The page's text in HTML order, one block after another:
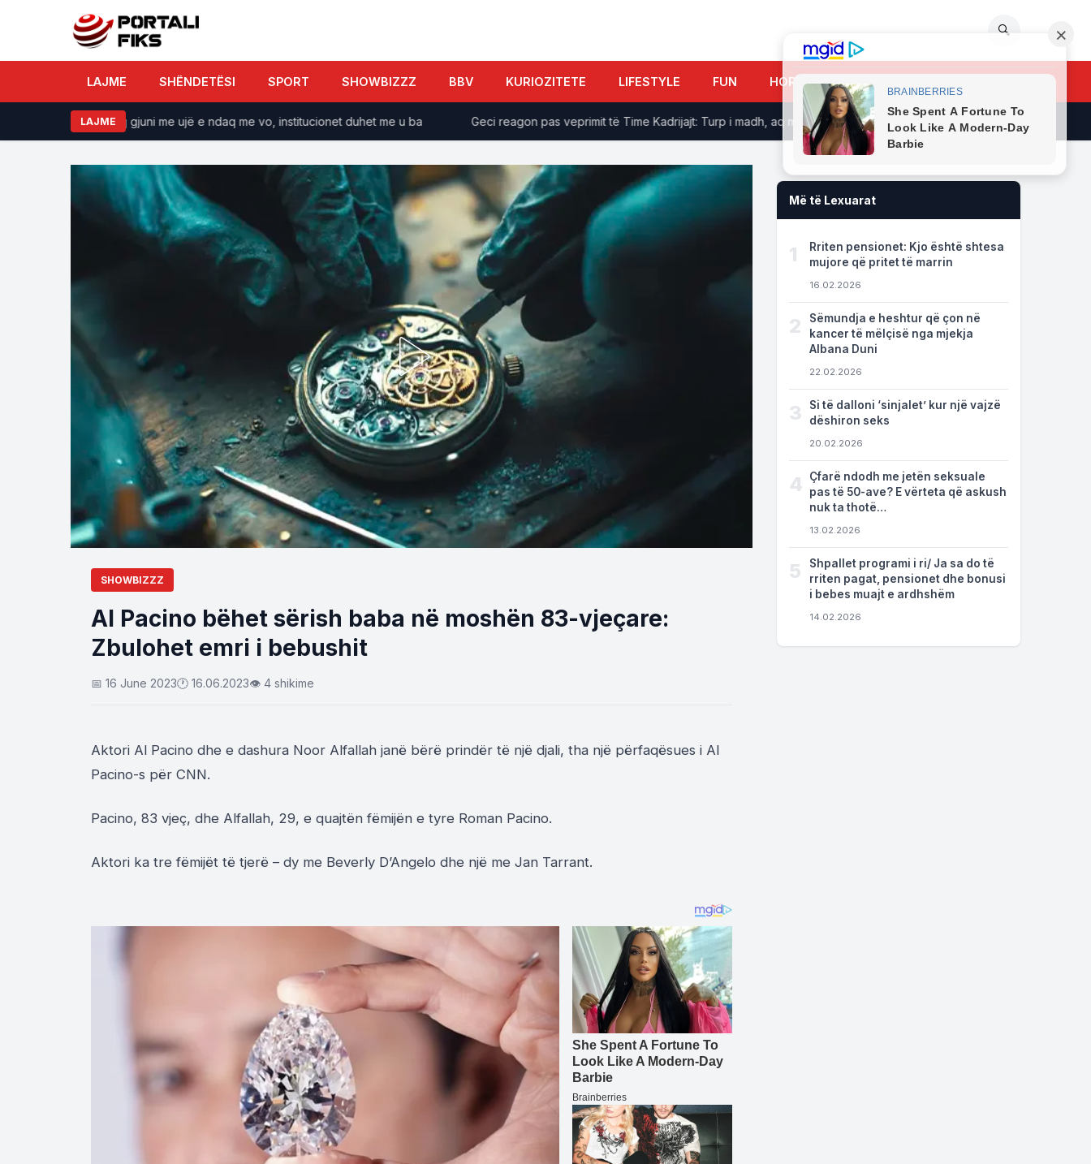
🔍
LAJME SHËNDETËSI SPORT SHOWBIZZZ BBV KURIOZITETE LIFESTYLE FUN HOROSKOPI
LAJME
ekziston, ndaq gjuni me ujë e ndaq me vo, institucionet duhet me u ba Geci reagon pas veprimit të Time Kadrijajt: Turp i madh, aq më tepër nga një ish-pjesëtare e UÇK-së
SHOWBIZZZ
Al Pacino bëhet sërish baba në moshën 83-vjeçare:
Zbulohet emri i bebushit
📅 16 June 2023🕐 16.06.2023👁 4 shikime
Aktori Al Pacino dhe e dashura Noor Alfallah janë bërë prindër të një djali, tha një përfaqësues i Al
Pacino-s për CNN.
Pacino, 83 vjeç, dhe Alfallah, 29, e quajtën fëmijën e tyre Roman Pacino.
Aktori ka tre fëmijët të tjerë – dy me Beverly D’Angelo dhe një me Jan Tarrant.
Më të Lexuarat
1
Rriten pensionet: Kjo është shtesa
mujore që pritet të marrin
16.02.2026
2
Sëmundja e heshtur që çon në
kancer të mëlçisë nga mjekja
Albana Duni
22.02.2026
3
Si të dalloni ‘sinjalet’ kur një vajzë
dëshiron seks
20.02.2026
4
Çfarë ndodh me jetën seksuale
pas të 50-ave? E vërteta që askush
nuk ta thotë…
13.02.2026
5
Shpallet programi i ri/ Ja sa do të
rriten pagat, pensionet dhe bonusi
i bebes muajt e ardhshëm
14.02.2026